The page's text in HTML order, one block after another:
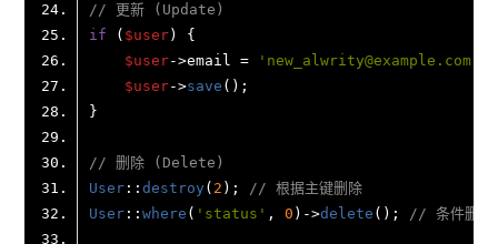
// 更新 (Update)
if ( $user
$user->email = 'new_alwrity@example.com'
$user->save
// 删除 (Delete)
User:: destroy ( 2 ); // 根据主键删除
User:: where ( 'status' , 0 )->delete (); // 条件删除